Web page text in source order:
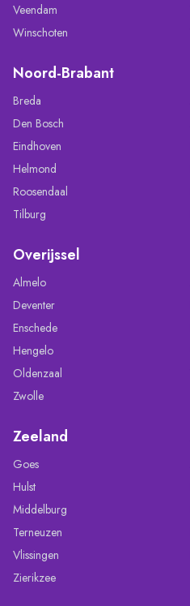
Veendam
Winschoten
Noord-Brabant
Breda
Den Bosch
Eindhoven
Helmond
Roosendaal
Tilburg
Overijssel
Almelo
Deventer
Enschede
Hengelo
Oldenzaal
Zwolle
Zeeland
Goes
Hulst
Middelburg
Terneuzen
Vlissingen
Zierikzee